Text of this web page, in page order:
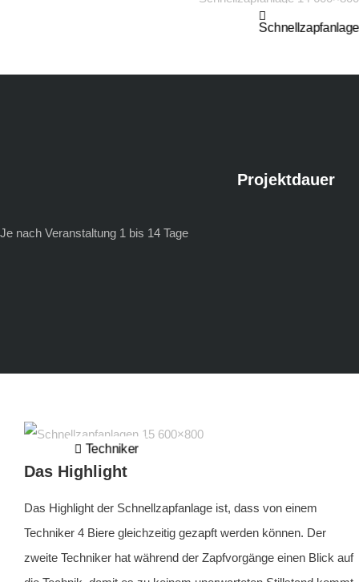
Schnellzapfanlage
Projektdauer
Je nach Veranstaltung 1 bis 14 Tage
Techniker
Das Highlight
Das Highlight der Schnellzapfanlage ist, dass von einem
Techniker 4 Biere gleichzeitig gezapft werden können. Der
zweite Techniker hat während der Zapfvorgänge einen Blick auf